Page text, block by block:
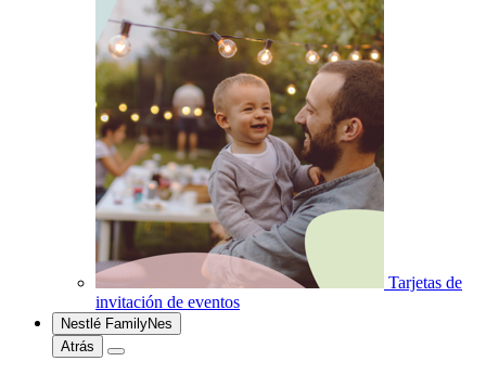
Tarjetas de
invitación de eventos
Nestlé FamilyNes
Atrás